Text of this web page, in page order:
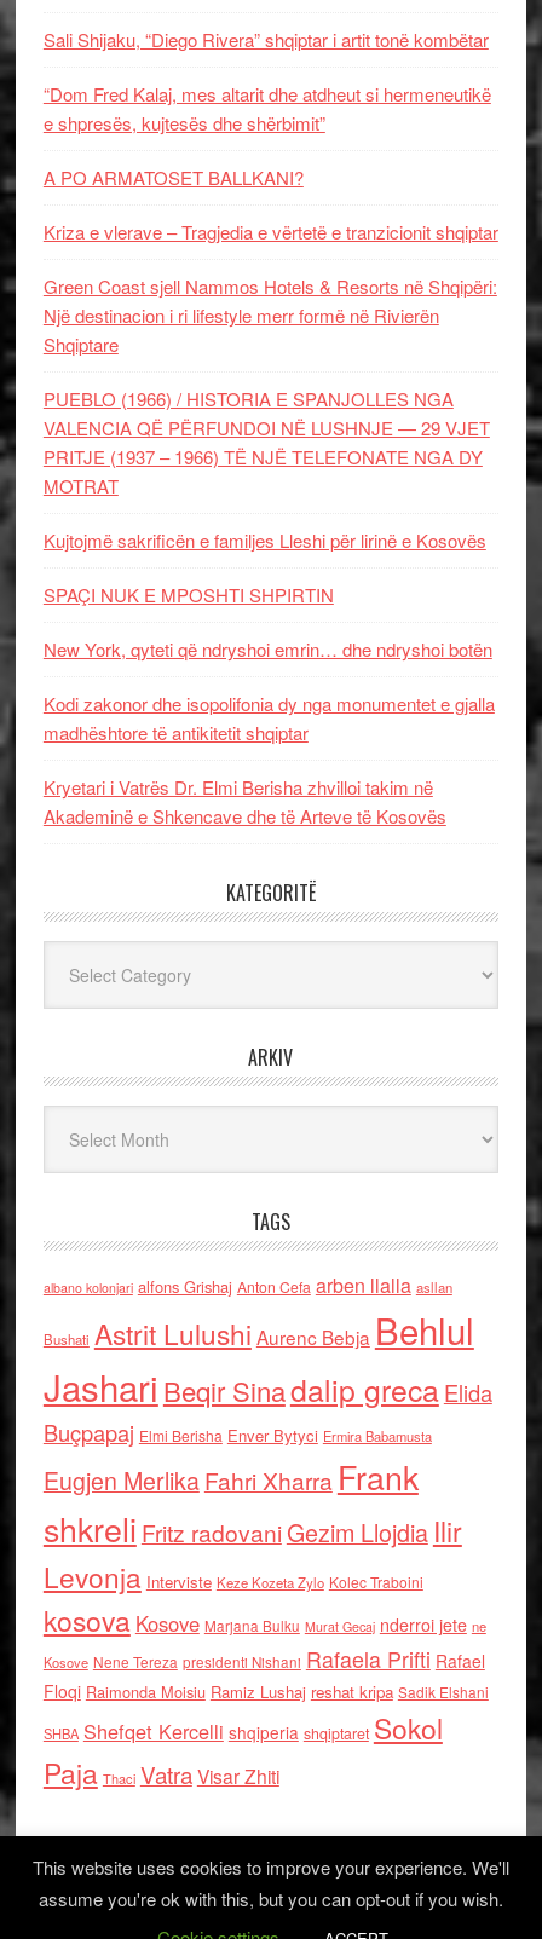
Sali Shijaku, “Diego Rivera” shqiptar i artit tonë kombëtar
“Dom Fred Kalaj, mes altarit dhe atdheut si hermeneutikë
e shpresës, kujtesës dhe shërbimit”
A PO ARMATOSET BALLKANI?
Kriza e vlerave – Tragjedia e vërtetë e tranzicionit shqiptar
Green Coast sjell Nammos Hotels & Resorts në Shqipëri:
Një destinacion i ri lifestyle merr formë në Rivierën
Shqiptare
PUEBLO (1966) / HISTORIA E SPANJOLLES NGA
VALENCIA QË PËRFUNDOI NË LUSHNJE — 29 VJET
PRITJE (1937 – 1966) TË NJË TELEFONATE NGA DY
MOTRAT
Kujtojmë sakrificën e familjes Lleshi për lirinë e Kosovës
SPAÇI NUK E MPOSHTI SHPIRTIN
New York, qyteti që ndryshoi emrin… dhe ndryshoi botën
Kodi zakonor dhe isopolifonia dy nga monumentet e gjalla
madhështore të antikitetit shqiptar
Kryetari i Vatrës Dr. Elmi Berisha zhvilloi takim në
Akademinë e Shkencave dhe të Arteve të Kosovës
KATEGORITË
ARKIV
TAGS
albano kolonjari alfons Grishaj Anton Cefa arben llalla asllan
Bushati Astrit Lulushi Aurenc Bebja Behlul
Jashari Beqir Sinadalip grecaElida
Buçpapaj Elmi Berisha Enver Bytyci Ermira Babamusta
Eugjen MerlikaFahri Xharra Frank
shkreli Fritz radovaniGezim Llojdia Ilir
Levonja Interviste Keze Kozeta Zylo Kolec Traboini
kosova Kosove Marjana Bulku Murat Gecaj nderroi jete ne
Kosove Nene Tereza presidenti Nishani Rafaela Prifti Rafael
Floqi Raimonda Moisiu Ramiz Lushaj reshat kripa Sadik Elshani
SHBA Shefqet Kercelli shqiperia shqiptaret Sokol
Paja Thaci VatraVisar Zhiti
This website uses cookies to improve your experience. We'll
assume you're ok with this, but you can opt-out if you wish.